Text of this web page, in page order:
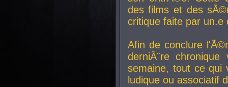
des films et des
critique faite par
Afin de conclure
derniÃ¨re
semaine, tout ce qui
ludique ou associatif